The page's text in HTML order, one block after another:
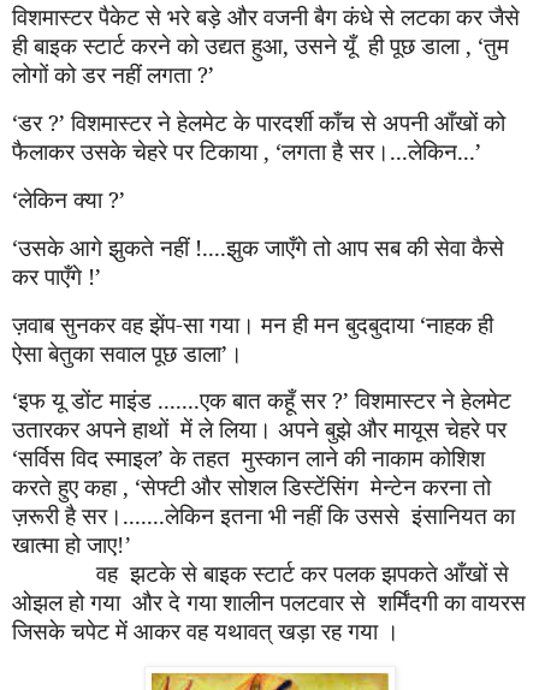
विशमास्टर पैकेट से भरे बड़े और वजनी बैग कंधे से लटका कर जैसे
ही बाइक स्टार्ट करने को उद्यत हुआ, उसनेयूँ ही पूछ डाला , ‘तुम
लोगों को डर नहीं लगता ?’
‘डर ?’विशमास्टर ने हेलमेट के पारदर्शीकाँच से अपनीआँखों को
फैलाकर उसके चेहरे पर टिकाया , ‘लगता है सर।...लेकिन...’
‘लेकिन क्या ?’
‘उसके आगे झुकते नहीं !....झुक जाएँगे तो आप सब की सेवा कैसे
कर पाएँगे !’
ज़वाब सुनकर वह झेंप-सा गया। मन ही मन बुदबुदाया ‘नाहक ही
ऐसा बेतुका सवाल पूछ डाला’।
‘इफ यू डोंट माइंड .......एक बात कहूँसर ?’ विशमास्टर ने हेलमेट
उतारकर अपने हाथों में ले लिया। अपने बुझे और मायूस चेहरे पर
‘सर्विस विद स्माइल’ के तहत मुस्कान लाने की नाकाम कोशिश
करते हुए कहा , ‘सेफ्टी और सोशल डिस्टेंसिंग मेन्टेन करना तो
ज़रूरी है सर।.......लेकिन इतना भी नहीं कि उससे इंसानियत का
खात्मा हो जाए!’
वह झटके से बाइक स्टार्ट कर पलक झपकते आँखों से
ओझल हो गया और दे गया शालीन पलटवार से शर्मिंदगी का वायरस
जिसके चपेट में आकर वह यथावत्खड़ा रह गया ।